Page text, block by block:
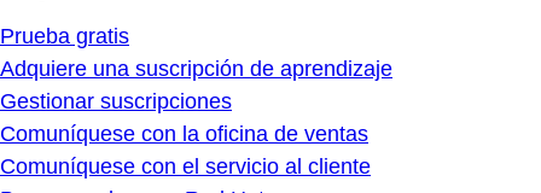
Prueba gratis
Adquiere una suscripción de aprendizaje
Gestionar suscripciones
Comuníquese con la oficina de ventas
Comuníquese con el servicio al cliente